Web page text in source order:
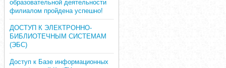
образовательной деятельности
филиалом пройдена успешно!
ДОСТУП К ЭЛЕКТРОННО-
БИБЛИОТЕЧНЫМ СИСТЕМАМ
(ЭБС)
Доступ к Базе информационных